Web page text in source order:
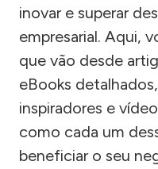
inovar e superar
empresarial. Aqui,
que vão desde
eBooks
inspiradores e
como cada um
beneficiar o seu